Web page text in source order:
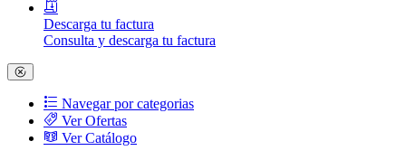
Descarga tu factura
Consulta y descarga tu factura
Navegar por categorias
Ver Ofertas
Ver Catálogo